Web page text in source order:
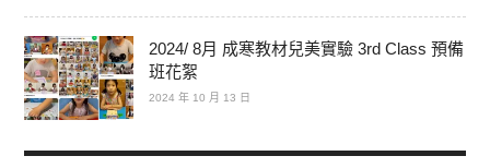
2024/ 8月 成寒教材兒美實驗 3rd Class 預備
班花絮
2024 年 10 月 13 日